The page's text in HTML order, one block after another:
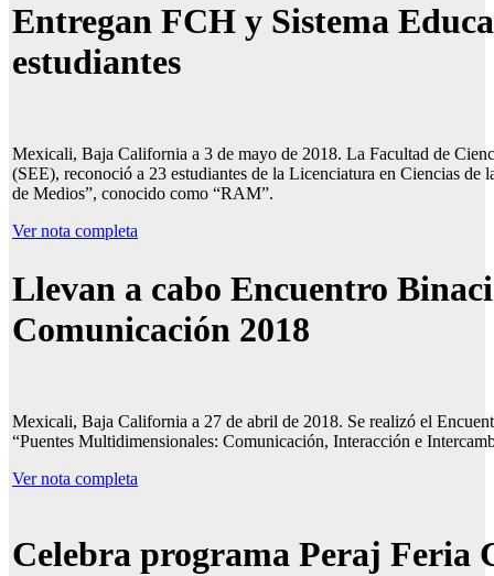
Entregan FCH y Sistema
estudiantes
Mexicali, Baja California a 3 de mayo de 2018. La Facultad de
(SEE), reconoció a 23 estudiantes de la Licenciatura en Ciencias
de Medios”, conocido como “RAM”.
Ver nota completa
Llevan a cabo Encuentro
Comunicación 2018
Mexicali, Baja California a 27 de abril de 2018. Se realizó el
“Puentes Multidimensionales: Comunicación, Interacción e
Ver nota completa
Celebra programa Peraj Feria